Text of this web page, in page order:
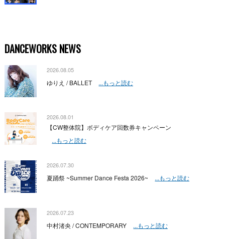
DANCEWORKS NEWS
2026.08.05
ゆりえ / BALLET ...もっと読む
2026.08.01
【CW整体院】ボディケア回数券キャンペーン
...もっと読む
2026.07.30
夏踊祭 ~Summer Dance Festa 2026~ ...もっと読む
2026.07.23
中村渚央 / CONTEMPORARY ...もっと読む